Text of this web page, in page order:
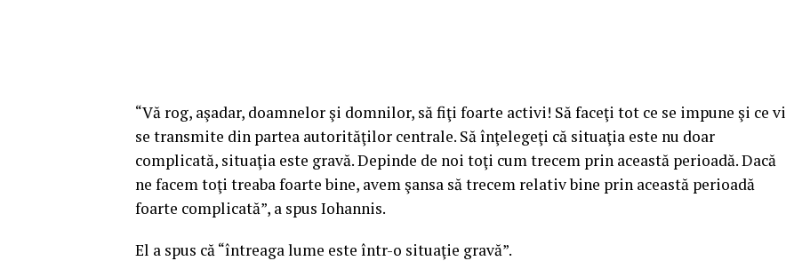
“Vă rog, aşadar, doamnelor şi domnilor, să fiţi foarte activi! Să faceţi tot ce se impune şi ce vi
se transmite din partea autorităţilor centrale. Să înţelegeţi că situaţia este nu doar
complicată, situaţia este gravă. Depinde de noi toţi cum trecem prin această perioadă. Dacă
ne facem toţi treaba foarte bine, avem şansa să trecem relativ bine prin această perioadă
foarte complicată”, a spus Iohannis.
El a spus că “întreaga lume este într-o situaţie gravă”.